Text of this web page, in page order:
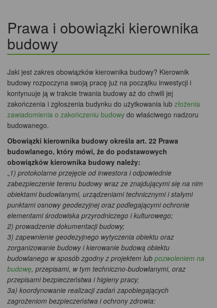
Prawa i obowiązki kierownika
budowy
Jaki jest zakres obowiązków kierownika budowy? Kierownik
budowy rozpoczyna swoją pracę już na początku inwestycji i
kontynuuje ją w trakcie trwania budowy aż do chwili jej
zakończenia i zgłoszenia budynku do użytkowania lub złożenia
zawiadomienia o zakończeniu budowy do właściwego nadzoru
budowanego.
Obowiązki kierownika budowy określa art. 22 Prawa
budowlanego, który mówi, że do podstawowych
obowiązków kierownika budowy należy:
„1) protokolarne przejęcie od inwestora i odpowiednie
zabezpieczenie terenu budowy wraz ze znajdującymi się na nim
obiektami budowlanymi, urządzeniami technicznymi i stałymi
punktami osnowy geodezyjnej oraz podlegającymi ochronie
elementami środowiska przyrodniczego i kulturowego;
2) prowadzenie dokumentacji budowy;
3) zapewnienie geodezyjnego wytyczenia obiektu oraz
zorganizowanie budowy i kierowanie budową obiektu
budowlanego w sposób zgodny z projektem lub pozwoleniem na
budowę, przepisami, w tym techniczno-budowlanymi, oraz
przepisami bezpieczeństwa i higieny pracy;
3a) koordynowanie realizacji zadań zapobiegających
zagrożeniom bezpieczeństwa i ochrony zdrowia: